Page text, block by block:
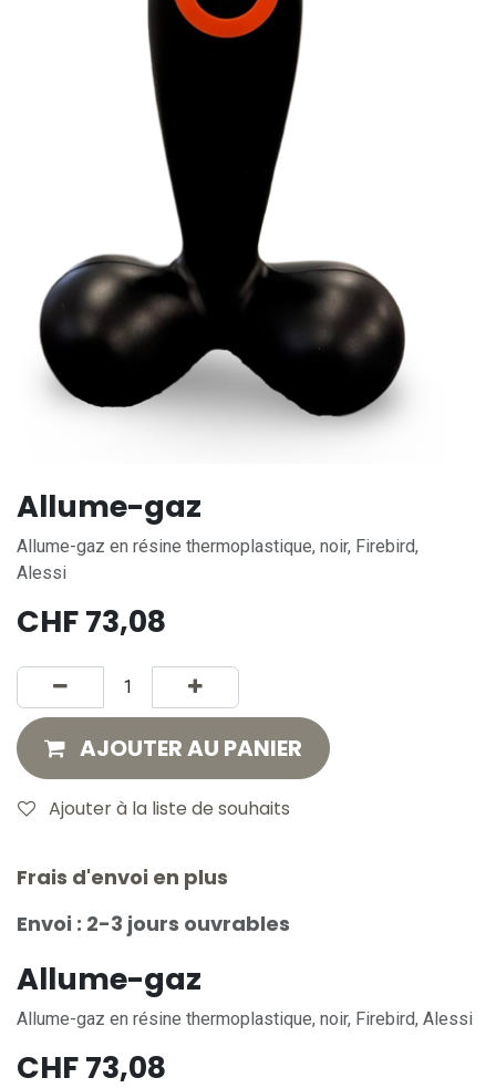
Allume-gaz
Allume-gaz en résine thermoplastique, noir, Firebird,
Alessi
CHF73,08
AJOUTER AU PANIER
Ajouter à la liste de souhaits
Frais d'envoi en plus
Envoi : 2-3 jours ouvrables
Allume-gaz
Allume-gaz en résine thermoplastique, noir, Firebird, Alessi
CHF73,08